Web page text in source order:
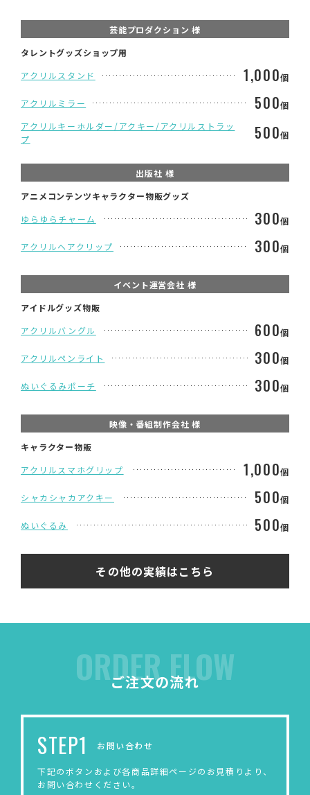
芸能プロダクション 様
タレントグッズショップ用
アクリルスタンド
1,000個
アクリルミラー 500個
アクリルキーホルダー/アクキー/アクリルストラッ
プ
500個
出版社 様
アニメコンテンツキャラクター物販グッズ
ゆらゆらチャーム
300個
アクリルヘアクリップ 300個
イベント運営会社 様
アイドルグッズ物販
アクリルバングル
600個
アクリルペンライト 300個
ぬいぐるみポーチ 300個
映像・番組制作会社 様
キャラクター物販
アクリルスマホグリップ
1,000個
シャカシャカアクキー 500個
ぬいぐるみ 500個
その他の実績はこちら
ORDER FLOW
ご注文の流れ
STEP1 お問い合わせ
下記のボタンおよび各商品詳細ページのお見積りより、
お問い合わせください。